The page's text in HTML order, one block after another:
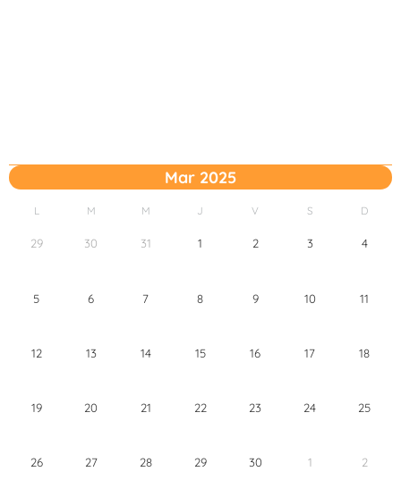
Mar 2025
L M M J V S D
29 30 31 1 2 3 4
5 6 7 8 9 10 11
12 13 14 15 16 17 18
19 20 21 22 23 24 25
26 27 28 29 30 1 2